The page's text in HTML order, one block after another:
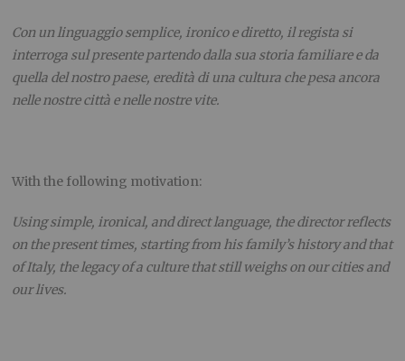
Con un linguaggio semplice, ironico e diretto, il regista si
interroga sul presente partendo dalla sua storia familiare e da
quella del nostro paese, eredità di una cultura che pesa ancora
nelle nostre città e nelle nostre vite.
With the following motivation:
Using simple, ironical, and direct language, the director reflects
on the present times, starting from his family’s history and that
of Italy, the legacy of a culture that still weighs on our cities and
our lives.